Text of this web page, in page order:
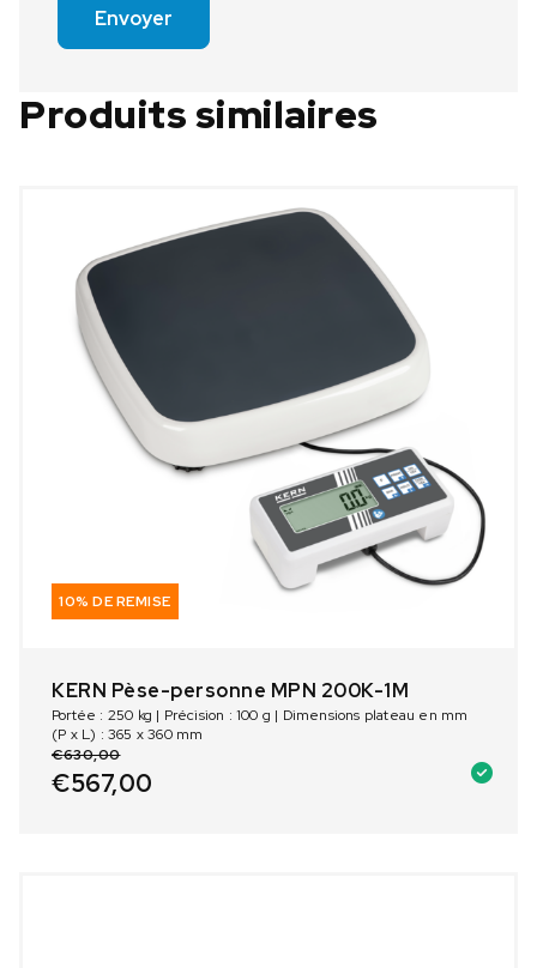
Envoyer
Produits similaires
10% DE REMISE
KERN Pèse-personne MPN 200K-1M
Portée : 250 kg | Précision : 100 g | Dimensions plateau en mm
(P x L) : 365 x 360 mm
€630,00
€567,00